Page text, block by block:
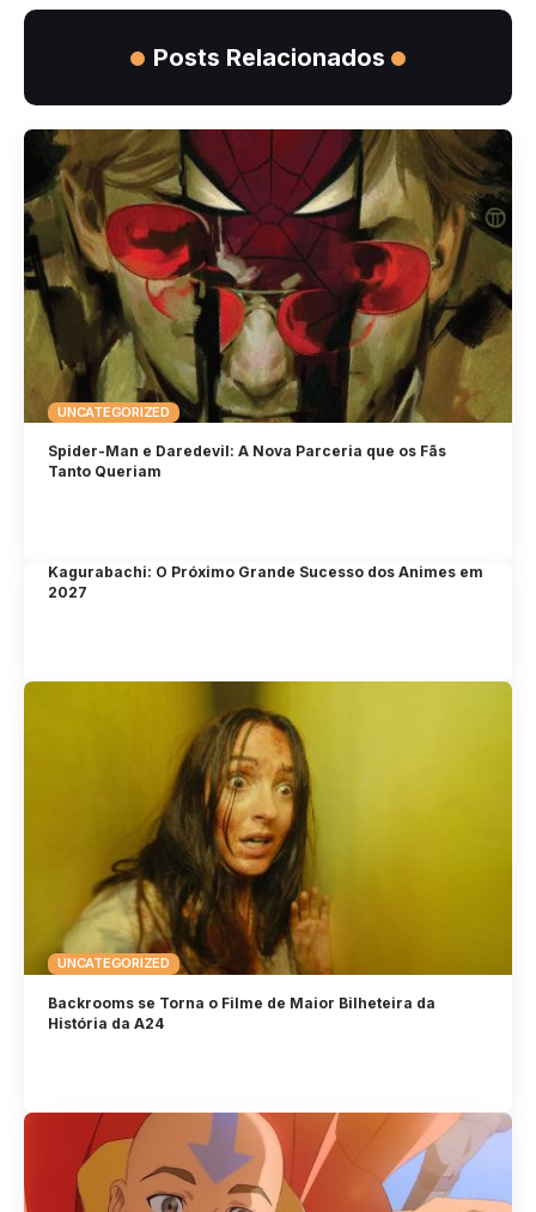
Posts Relacionados
UNCATEGORIZED
Spider-Man e Daredevil: A Nova Parceria que os Fãs
Tanto Queriam
Kagurabachi: O Próximo Grande Sucesso dos Animes em
2027
UNCATEGORIZED
Backrooms se Torna o Filme de Maior Bilheteira da
História da A24